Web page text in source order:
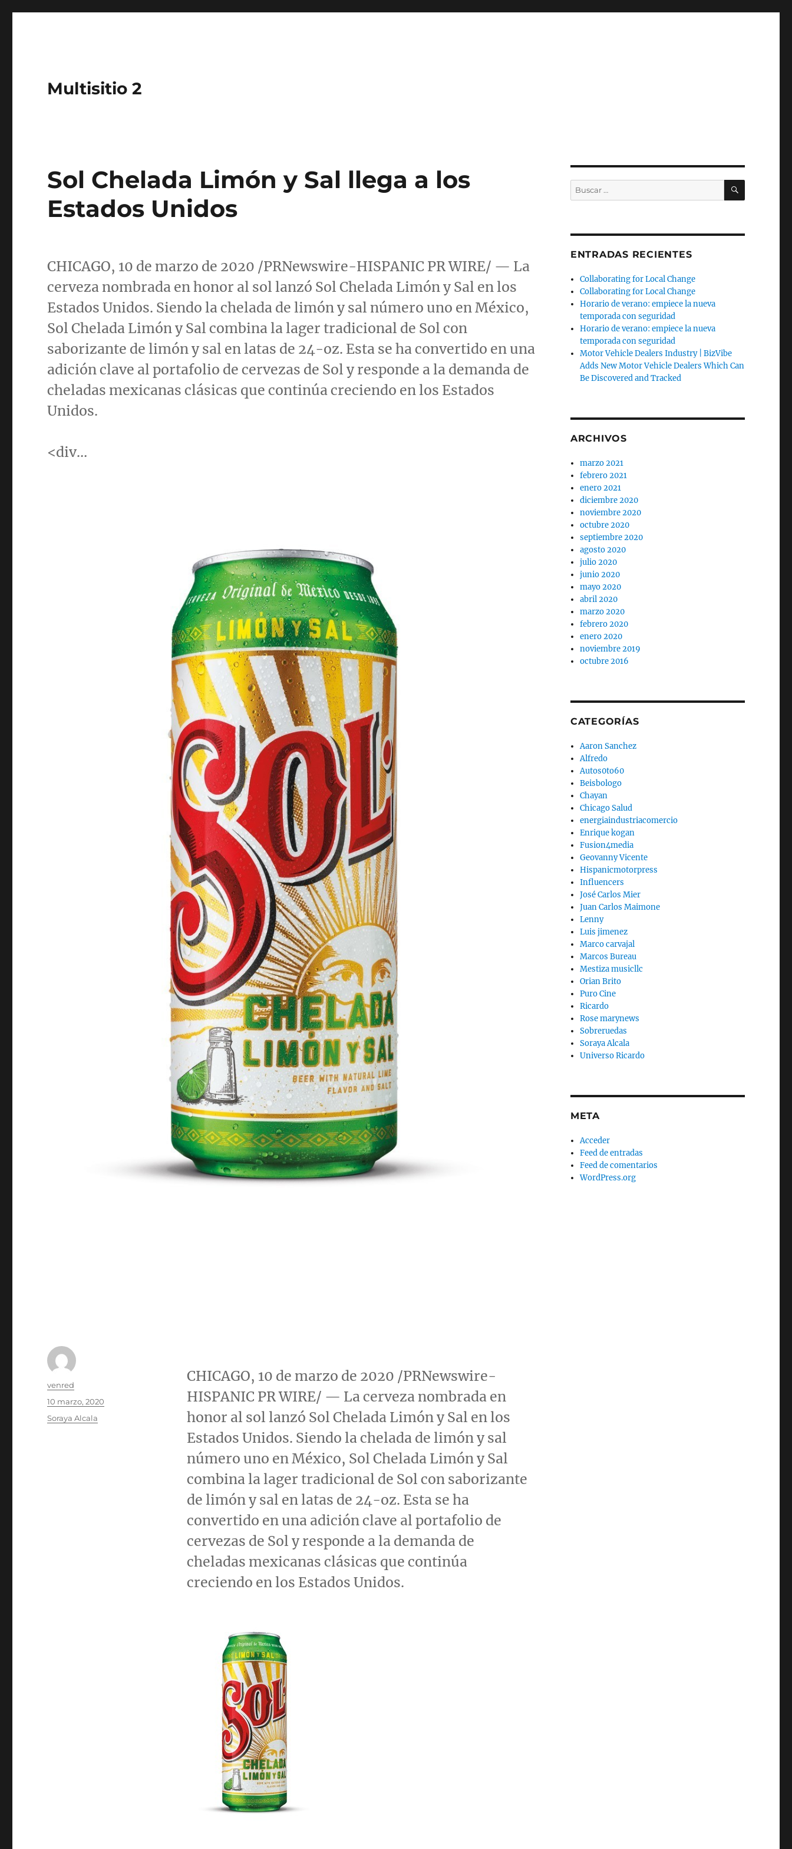
Multisitio 2
Sol Chelada Limón y Sal llega a los
Estados Unidos
CHICAGO, 10 de marzo de 2020 /PRNewswire-HISPANIC PR WIRE/ — La
cerveza nombrada en honor al sol lanzó Sol Chelada Limón y Sal en los
Estados Unidos. Siendo la chelada de limón y sal número uno en México,
Sol Chelada Limón y Sal combina la lager tradicional de Sol con
saborizante de limón y sal en latas de 24-oz. Esta se ha convertido en una
adición clave al portafolio de cervezas de Sol y responde a la demanda de
cheladas mexicanas clásicas que continúa creciendo en los Estados
Unidos.
<div…
CHICAGO, 10 de marzo de 2020 /PRNewswire-
HISPANIC PR WIRE/ — La cerveza nombrada en
honor al sol lanzó Sol Chelada Limón y Sal en los
Estados Unidos. Siendo la chelada de limón y sal
número uno en México, Sol Chelada Limón y Sal
combina la lager tradicional de Sol con saborizante
de limón y sal en latas de 24-oz. Esta se ha
convertido en una adición clave al portafolio de
cervezas de Sol y responde a la demanda de
cheladas mexicanas clásicas que continúa
creciendo en los Estados Unidos.
Autor
venred
Publicado
10 marzo, 2020
Categorías
Soraya Alcala
Buscar
por:
BUSCAR
ENTRADAS RECIENTES
Collaborating for Local Change
Collaborating for Local Change
Horario de verano: empiece la nueva
temporada con seguridad
Horario de verano: empiece la nueva
temporada con seguridad
Motor Vehicle Dealers Industry | BizVibe
Adds New Motor Vehicle Dealers Which Can
Be Discovered and Tracked
ARCHIVOS
marzo 2021
febrero 2021
enero 2021
diciembre 2020
noviembre 2020
octubre 2020
septiembre 2020
agosto 2020
julio 2020
junio 2020
mayo 2020
abril 2020
marzo 2020
febrero 2020
enero 2020
noviembre 2019
octubre 2016
CATEGORÍAS
Aaron Sanchez
Alfredo
Autos0to60
Beisbologo
Chayan
Chicago Salud
energiaindustriacomercio
Enrique kogan
Fusion4media
Geovanny Vicente
Hispanicmotorpress
Influencers
José Carlos Mier
Juan Carlos Maimone
Lenny
Luis jimenez
Marco carvajal
Marcos Bureau
Mestiza musicllc
Orian Brito
Puro Cine
Ricardo
Rose marynews
Sobreruedas
Soraya Alcala
Universo Ricardo
META
Acceder
Feed de entradas
Feed de comentarios
WordPress.org